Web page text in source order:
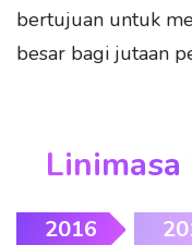
bertujuan untuk
besar bagi jutaan
2016